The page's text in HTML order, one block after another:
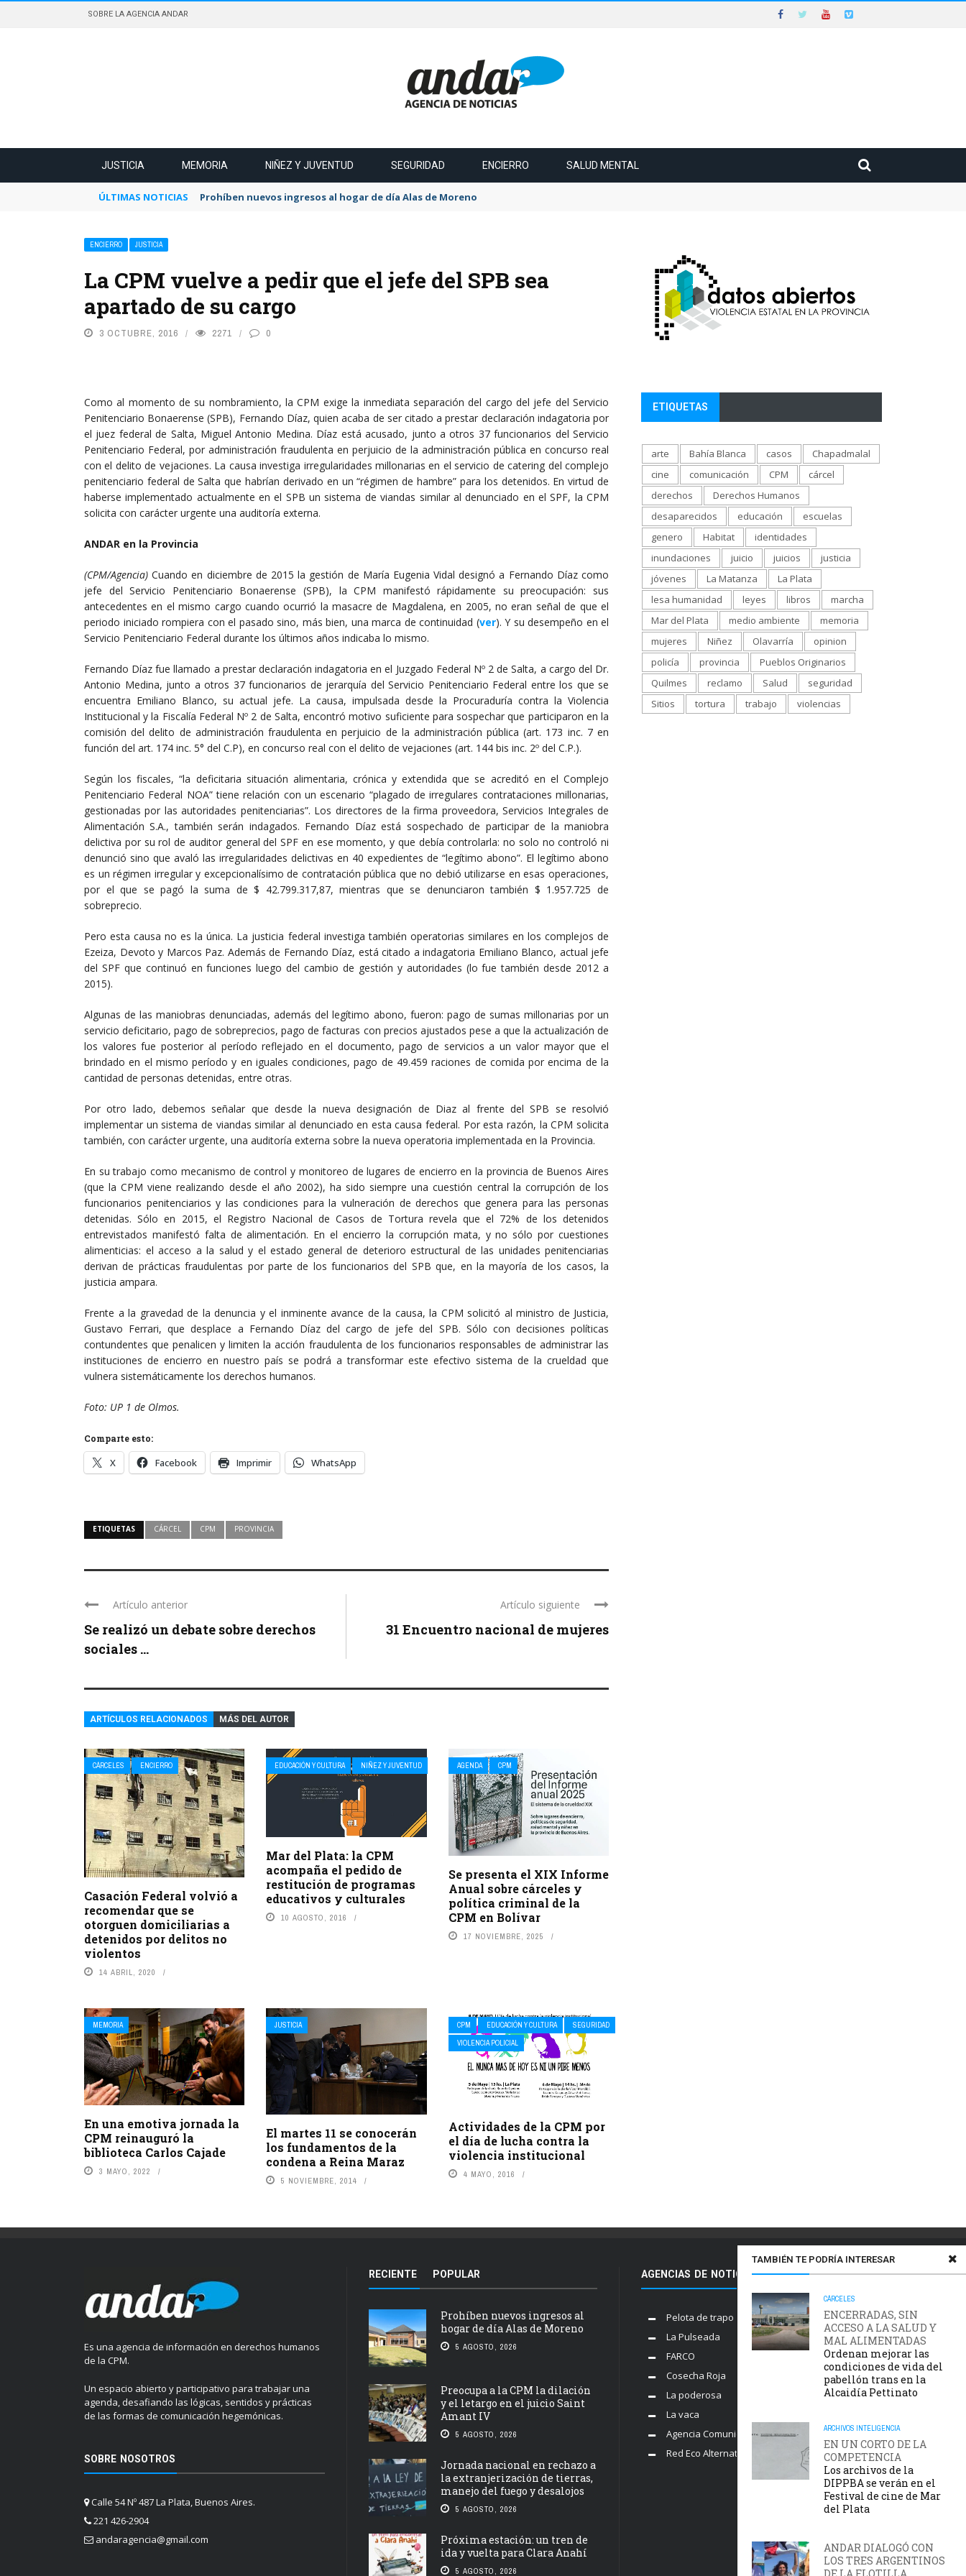
SOBRE LA AGENCIA ANDAR
JUSTICIA MEMORIA NIÑEZ Y JUVENTUD SEGURIDAD ENCIERRO SALUD MENTAL
ÚLTIMAS NOTICIAS Prohíben nuevos ingresos al hogar de día Alas de Moreno
ENCIERRO JUSTICIA
La CPM vuelve a pedir que el jefe del SPB sea
apartado de su cargo
3 OCTUBRE, 2016 2271 0
Como al momento de su nombramiento, la CPM exige la inmediata separación del cargo del jefe del Servicio
Penitenciario Bonaerense (SPB), Fernando Díaz, quien acaba de ser citado a prestar declaración indagatoria por
el juez federal de Salta, Miguel Antonio Medina. Díaz está acusado, junto a otros 37 funcionarios del Servicio
Penitenciario Federal, por administración fraudulenta en perjuicio de la administración pública en concurso real
con el delito de vejaciones. La causa investiga irregularidades millonarias en el servicio de catering del complejo
penitenciario federal de Salta que habrían derivado en un “régimen de hambre” para los detenidos. En virtud de
haberse implementado actualmente en el SPB un sistema de viandas similar al denunciado en el SPF, la CPM
solicita con carácter urgente una auditoría externa.
ANDAR en la Provincia
(CPM/Agencia)Cuando en diciembre de 2015 la gestión de María Eugenia Vidal designó a Fernando Díaz como
jefe del Servicio Penitenciario Bonaerense (SPB), la CPM manifestó rápidamente su preocupación: sus
antecedentes en el mismo cargo cuando ocurrió la masacre de Magdalena, en 2005, no eran señal de que el
periodo iniciado rompiera con el pasado sino, más bien, una marca de continuidad (ver). Y su desempeño en el
Servicio Penitenciario Federal durante los últimos años indicaba lo mismo.
Fernando Díaz fue llamado a prestar declaración indagatoria en el Juzgado Federal Nº 2 de Salta, a cargo del Dr.
Antonio Medina, junto a otros 37 funcionarios de jerarquía del Servicio Penitenciario Federal entre los que se
encuentra Emiliano Blanco, su actual jefe. La causa, impulsada desde la Procuraduría contra la Violencia
Institucional y la Fiscalía Federal Nº 2 de Salta, encontró motivo suficiente para sospechar que participaron en la
comisión del delito de administración fraudulenta en perjuicio de la administración pública (art. 173 inc. 7 en
función del art. 174 inc. 5° del C.P), en concurso real con el delito de vejaciones (art. 144 bis inc. 2º del C.P.).
Según los fiscales, “la deficitaria situación alimentaria, crónica y extendida que se acreditó en el Complejo
Penitenciario Federal NOA” tiene relación con un escenario “plagado de irregulares contrataciones millonarias,
gestionadas por las autoridades penitenciarias”. Los directores de la firma proveedora, Servicios Integrales de
Alimentación S.A., también serán indagados. Fernando Díaz está sospechado de participar de la maniobra
delictiva por su rol de auditor general del SPF en ese momento, y que debía controlarla: no solo no controló ni
denunció sino que avaló las irregularidades delictivas en 40 expedientes de “legítimo abono”. El legítimo abono
es un régimen irregular y excepcionalísimo de contratación pública que no debió utilizarse en esas operaciones,
por el que se pagó la suma de $ 42.799.317,87, mientras que se denunciaron también $ 1.957.725 de
sobreprecio.
Pero esta causa no es la única. La justicia federal investiga también operatorias similares en los complejos de
Ezeiza, Devoto y Marcos Paz. Además de Fernando Díaz, está citado a indagatoria Emiliano Blanco, actual jefe
del SPF que continuó en funciones luego del cambio de gestión y autoridades (lo fue también desde 2012 a
2015).
Algunas de las maniobras denunciadas, además del legítimo abono, fueron: pago de sumas millonarias por un
servicio deficitario, pago de sobreprecios, pago de facturas con precios ajustados pese a que la actualización de
los valores fue posterior al período reflejado en el documento, pago de servicios a un valor mayor que el
brindado en el mismo período y en iguales condiciones, pago de 49.459 raciones de comida por encima de la
cantidad de personas detenidas, entre otras.
Por otro lado, debemos señalar que desde la nueva designación de Diaz al frente del SPB se resolvió
implementar un sistema de viandas similar al denunciado en esta causa federal. Por esta razón, la CPM solicita
también, con carácter urgente, una auditoría externa sobre la nueva operatoria implementada en la Provincia.
En su trabajo como mecanismo de control y monitoreo de lugares de encierro en la provincia de Buenos Aires
(que la CPM viene realizando desde el año 2002), ha sido siempre una cuestión central la corrupción de los
funcionarios penitenciarios y las condiciones para la vulneración de derechos que genera para las personas
detenidas. Sólo en 2015, el Registro Nacional de Casos de Tortura revela que el 72% de los detenidos
entrevistados manifestó falta de alimentación. En el encierro la corrupción mata, y no sólo por cuestiones
alimenticias: el acceso a la salud y el estado general de deterioro estructural de las unidades penitenciarias
derivan de prácticas fraudulentas por parte de los funcionarios del SPB que, en la mayoría de los casos, la
justicia ampara.
Frente a la gravedad de la denuncia y el inminente avance de la causa, la CPM solicitó al ministro de Justicia,
Gustavo Ferrari, que desplace a Fernando Díaz del cargo de jefe del SPB. Sólo con decisiones políticas
contundentes que penalicen y limiten la acción fraudulenta de los funcionarios responsables de administrar las
instituciones de encierro en nuestro país se podrá a transformar este efectivo sistema de la crueldad que
vulnera sistemáticamente los derechos humanos.
Foto: UP 1 de Olmos.
Comparte esto:
X Facebook Imprimir WhatsApp
ETIQUETAS CÁRCEL CPM PROVINCIA
Artículo anterior
Se realizó un debate sobre derechos
sociales ...
Artículo siguiente
31 Encuentro nacional de mujeres
ARTÍCULOS RELACIONADOS MÁS DEL AUTOR
CÁRCELES ENCIERRO
Casación Federal volvió a
recomendar que se
otorguen domiciliarias a
detenidos por delitos no
violentos
14 ABRIL, 2020
EDUCACIÓN Y CULTURA NIÑEZ Y JUVENTUD
Mar del Plata: la CPM
acompaña el pedido de
restitución de programas
educativos y culturales
10 AGOSTO, 2016
AGENDA CPM
Se presenta el XIX Informe
Anual sobre cárceles y
política criminal de la
CPM en Bolívar
17 NOVIEMBRE, 2025
MEMORIA
En una emotiva jornada la
CPM reinauguró la
biblioteca Carlos Cajade
3 MAYO, 2022
JUSTICIA
El martes 11 se conocerán
los fundamentos de la
condena a Reina Maraz
5 NOVIEMBRE, 2014
CPM EDUCACIÓN Y CULTURA
SEGURIDAD
VIOLENCIA POLICIAL
Actividades de la CPM por
el día de lucha contra la
violencia institucional
4 MAYO, 2016
TAMBIÉN TE PODRÍA INTERESAR
CÁRCELES
ENCERRADAS, SIN
ACCESO A LA SALUD Y
MAL ALIMENTADAS
Ordenan mejorar las
condiciones de vida del
pabellón trans en la
Alcaidía Pettinato
ARCHIVOS INTELIGENCIA
EN UN CORTO DE LA
COMPETENCIA
Los archivos de la
DIPPBA se verán en el
Festival de cine de Mar
del Plata
ANDAR DIALOGÓ CON
LOS TRES ARGENTINOS
ETIQUETAS
arte Bahía Blanca casos
Chapadmalal
cine
comunicación CPM
cárcel
derechos
Derechos Humanos
desaparecidos
educación
escuelas
genero
Habitat
identidades
inundaciones
juicio juicios
justicia
jóvenes
La Matanza
La Plata
lesa humanidad
leyes libros
marcha
Mar del Plata
medio ambiente
memoria
mujeres
Niñez Olavarría
opinion
policía
provincia
Pueblos Originarios
Quilmes
reclamo Salud
seguridad
Sitios
tortura trabajo violencias
Es una agencia de información en derechos humanos
de la CPM.
Un espacio abierto y participativo para trabajar una
agenda, desafiando las lógicas, sentidos y prácticas
de las formas de comunicación hegemónicas.
SOBRE NOSOTROS
Calle 54 Nº 487 La Plata, Buenos Aires.
221 426-2904
andaragencia@gmail.com
RECIENTE POPULAR
Prohíben nuevos ingresos al
hogar de día Alas de Moreno
5 AGOSTO, 2026
Preocupa a la CPM la dilación
y el letargo en el juicio Saint
Amant IV
5 AGOSTO, 2026
Jornada nacional en rechazo a
la extranjerización de tierras,
manejo del fuego y desalojos
5 AGOSTO, 2026
Próxima estación: un tren de
ida y vuelta para Clara Anahí
5 AGOSTO, 2026
AGENCIAS DE NOTICIAS AMIGAS
Pelota de trapo
La Pulseada
FARCO
Cosecha Roja
La poderosa
La vaca
Agencia Comunica
Red Eco Alternativo